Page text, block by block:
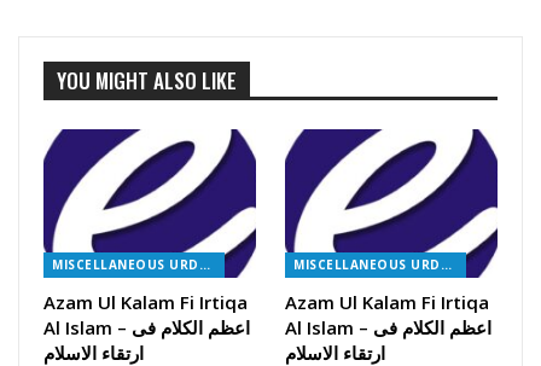
YOU MIGHT ALSO LIKE
MISCELLANEOUS URDU BOOKS
Azam Ul Kalam Fi Irtiqa
Al Islam – اعظم الکلام فی
ارتقاء الاسلام
MISCELLANEOUS URDU BOOKS
Azam Ul Kalam Fi Irtiqa
Al Islam – اعظم الکلام فی
ارتقاء الاسلام